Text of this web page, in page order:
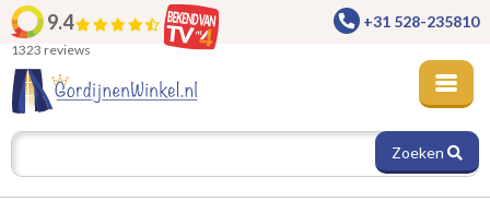
9.4
1323 reviews
+31 528-235810
Zoeken